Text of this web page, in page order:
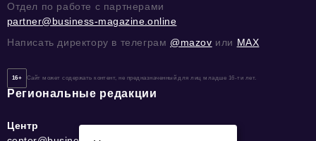
Отдел по работе с партнерами
partner@business-magazine.online
Написать директору в телеграм @mazov или MAX
16+ Сайт может содержать контент, не предназначенный для лиц младше 16-ти лет.
Региональные редакции
Центр